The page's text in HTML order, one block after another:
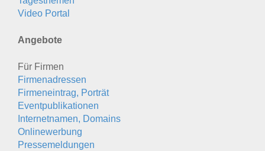
Video Portal
Angebote
Für Firmen
Firmenadressen
Firmeneintrag, Porträt
Eventpublikationen
Internetnamen, Domains
Onlinewerbung
Pressemeldungen